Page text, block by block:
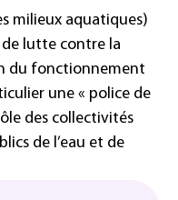
milieux aquatiques)
lutte contre la
du fonctionnement
une « police de
des collectivités
de l’eau et de